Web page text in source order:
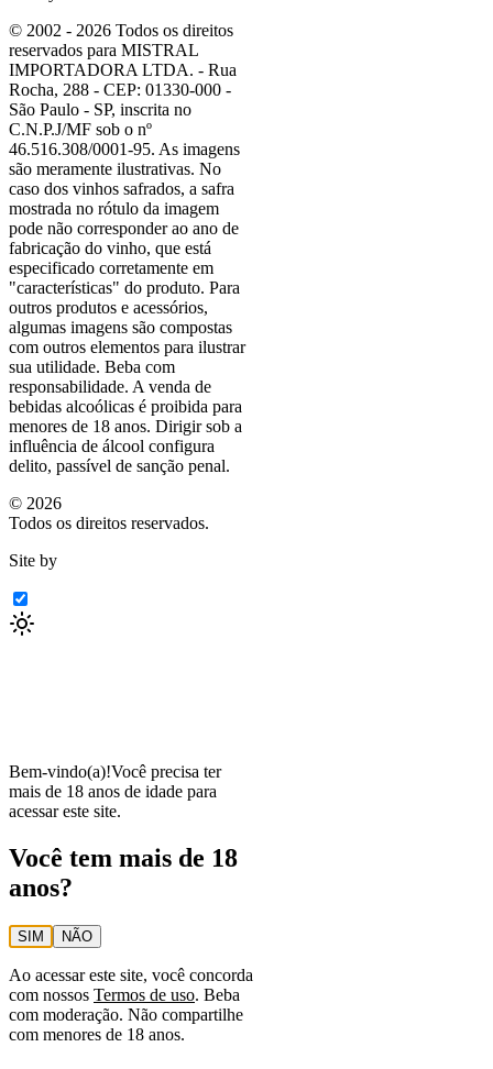
© 2002 - 2026 Todos os direitos
reservados para MISTRAL
IMPORTADORA LTDA. - Rua
Rocha, 288 - CEP: 01330-000 -
São Paulo - SP, inscrita no
C.N.P.J/MF sob o nº
46.516.308/0001-95. As imagens
são meramente ilustrativas. No
caso dos vinhos safrados, a safra
mostrada no rótulo da imagem
pode não corresponder ao ano de
fabricação do vinho, que está
especificado corretamente em
"características" do produto. Para
outros produtos e acessórios,
algumas imagens são compostas
com outros elementos para ilustrar
sua utilidade. Beba com
responsabilidade. A venda de
bebidas alcoólicas é proibida para
menores de 18 anos. Dirigir sob a
influência de álcool configura
delito, passível de sanção penal.
© 2026
Todos os direitos reservados.
Site by
Bem-vindo(a)!Você precisa ter
mais de 18 anos de idade para
acessar este site.
Você tem mais de 18
anos?
SIM NÃO
Ao acessar este site, você concorda
com nossos Termos de uso. Beba
com moderação. Não compartilhe
com menores de 18 anos.